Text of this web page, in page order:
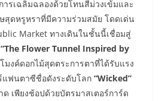
รเฉลิมฉลองด้วยโทนสีม่วงเข้มและ
สุดหรูหราที่มีความร่วมสมัย โดดเด่น
Market ทางเดินในชั้นนี้เชื่อมสู่
“The Flower Tunnel Inspired by
มงค์ดอกไม้สุดตระการตาที่ได้รับแรง
ฟนตาซีชื่อดังระดับโลก “Wicked”
ด เพียงช้อปด้วยบัตรมาสเตอร์การ์ด